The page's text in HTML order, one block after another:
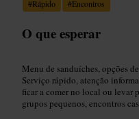
#Rápido #Encontros
O que esperar
Menu de sanduíches, opções
Serviço rápido, atenção
ficar a comer no local ou levar
grupos pequenos, encontros